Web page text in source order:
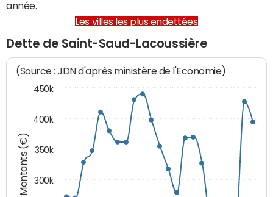
année.
Les villes les plus endettées
Dette de Saint-Saud-Lacoussière
Montants (€)
(Source : JDN d'après ministère de l'Economie)
300k
350k
400k
450k